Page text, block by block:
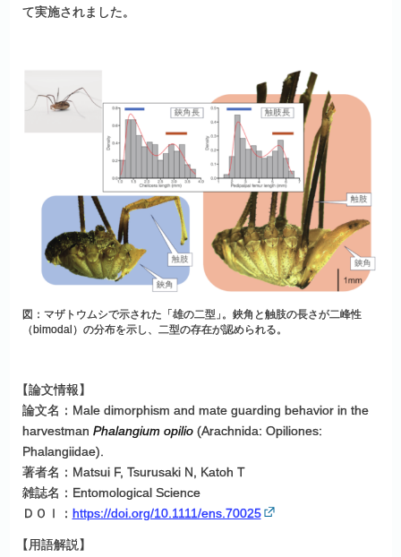
て実施されました。
図：マザトウムシで示された「雄の二型 」 。鋏角と触肢の長さが二峰性
（bimodal）の分布を示し、二型の存在が認められる。
【論文情報】
論文名：Male dimorphism and mate guarding behavior in the
harvestman Phalangium opilio(Arachnida: Opiliones:
Phalangiidae).
著者名：Matsui F, Tsurusaki N, Katoh T
雑誌名：Entomological Science
ＤＯＩ： https://doi.org/10.1111/ens.70025
【用語解説】